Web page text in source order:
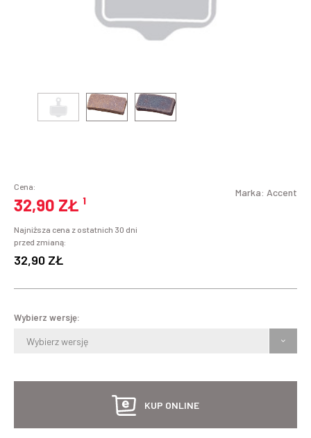
Cena:
32,90 ZŁ ¹
Najniższa cena z ostatnich 30 dni
przed zmianą:
32,90 ZŁ
Marka: Accent
Wybierz wersję:
Wybierz wersję
KUP ONLINE